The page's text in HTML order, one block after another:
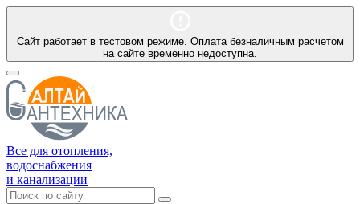
Сайт работает в тестовом режиме. Оплата безналичным расчетом
на сайте временно недоступна.
Все для отопления,
водоснабжения
и канализации